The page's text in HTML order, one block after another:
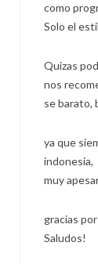
como
Solo el
Quizas
nos
se barato,
ya que
indonesia,
muy
gracias
Saludos!